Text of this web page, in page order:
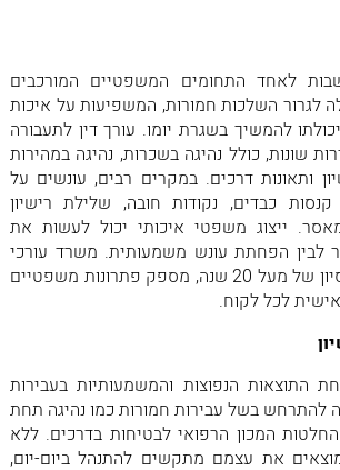
לאחד התחומים המשפטיים המורכבים
לגרור השלכות חמורות, המשפיעות על איכות
להמשיך בשגרת יומו. עורך דין לתעבורה
שונות, כולל נהיגה בשכרות, נהיגה במהירות
ותאונות דרכים. במקרים רבים, עונשים על
כבדים, נקודות חובה, שלילת רישיון
ייצוג משפטי איכותי יכול לעשות את
לבין הפחתת עונש משמעותית. משרד עורכי
הדין משה רבי, עם ניסיון של מעל 20 שנה, מספק פתרונות משפטיים
לכל לקוח.
התוצאות הנפוצות והמשמעותיות בעבירות
להתרחש בשל עבירות חמורות כמו נהיגה תחת
המכון הרפואי לבטיחות בדרכים. ללא
מוצאים את עצמם מתקשים להתנהל ביום-יום,